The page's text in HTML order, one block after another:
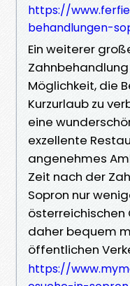
https://
behandlungen-
Ein weiterer
Möglichkeit, die
Kurzurlaub zu
eine
exzellente
angenehmes
Zeit nach der
Sopron nur
österreichischen
daher bequem
öffentlichen
https://